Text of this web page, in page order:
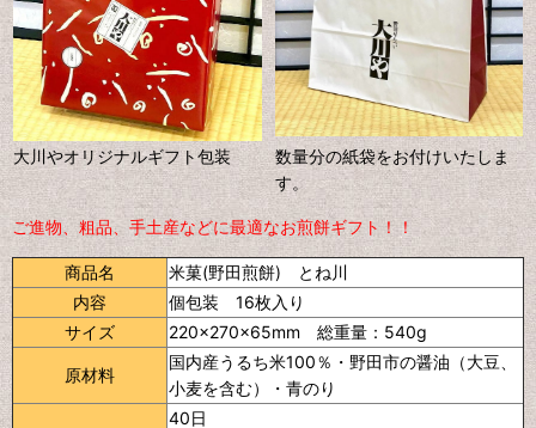
大川やオリジナルギフト包装
数量分の紙袋をお付けいたしま
す。
ご進物、粗品、手土産などに最適なお煎餅ギフト！！
商品名
米菓(野田煎餅) とね川
内容
個包装 16枚入り
サイズ
220×270×65mm 総重量：540g
原材料
国内産うるち米100％・野田市の醤油（大豆、
小麦を含む）・青のり
40日